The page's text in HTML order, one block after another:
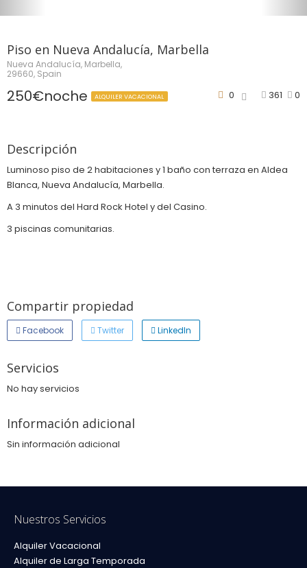
Piso en Nueva Andalucía, Marbella
Nueva Andalucía, Marbella,
29660, Spain
250€noche ALQUILER VACACIONAL 361 0
0
Descripción
Luminoso piso de 2 habitaciones y 1 baño con terraza en Aldea
Blanca, Nueva Andalucía, Marbella.
A 3 minutos del Hard Rock Hotel y del Casino.
3 piscinas comunitarias.
Compartir propiedad
Facebook Twitter LinkedIn
Servicios
No hay servicios
Información adicional
Sin información adicional
Nuestros Servicios
Alquiler Vacacional
Alquiler de Larga Temporada